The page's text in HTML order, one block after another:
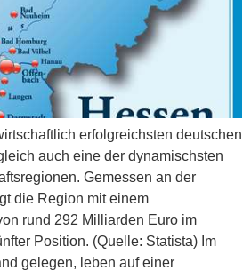
erfolgreichsten deutschen
auch eine der dynamischsten
Gemessen an der
die Region mit einem
rund 292 Milliarden Euro im
Position. (Quelle: Statista) Im
gelegen, leben auf einer